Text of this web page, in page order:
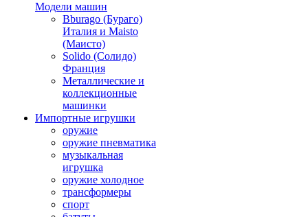
Модели машин
Bburago (Бураго)
Италия и Maisto
(Маисто)
Solido (Солидо)
Франция
Металлические и
коллекционные
машинки
Импортные игрушки
оружие
оружие пневматика
музыкальная
игрушка
оружие холодное
трансформеры
спорт